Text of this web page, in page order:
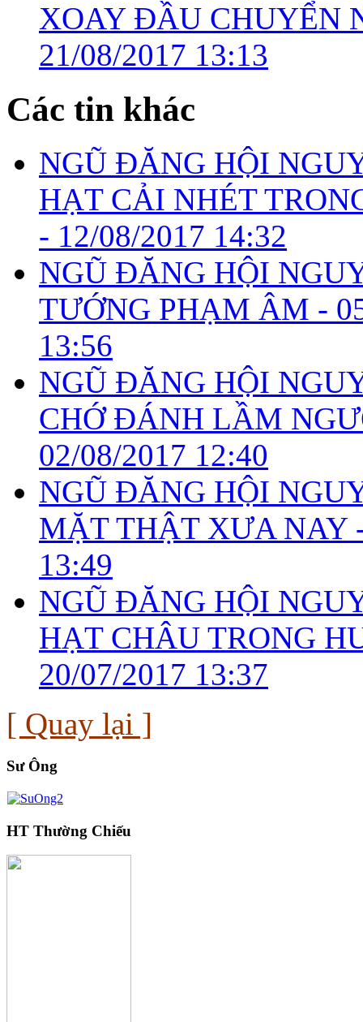
XOAY ĐẦU CHUYỂN
21/08/2017 13:13
Các tin khác
NGŨ ĐĂNG HỘI
HẠT CẢI NHÉT
- 12/08/2017 14:32
NGŨ ĐĂNG HỘI
TƯỚNG PHẠM ÂM -
13:56
NGŨ ĐĂNG HỘI
CHỚ ĐÁNH LẦM
02/08/2017 12:40
NGŨ ĐĂNG HỘI
MẶT THẬT XƯA NAY
13:49
NGŨ ĐĂNG HỘI
HẠT CHÂU TRONG
20/07/2017 13:37
[ Quay lại ]
Sư Ông
HT Thường Chiếu